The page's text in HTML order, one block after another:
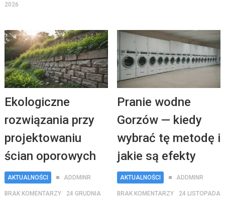
2026
Ekologiczne
rozwiązania przy
projektowaniu
ścian oporowych
AKTUALNOŚCI ADDMINR
BRAK KOMENTARZY 24 GRUDNIA
Pranie wodne
Gorzów — kiedy
wybrać tę metodę i
jakie są efekty
AKTUALNOŚCI ADDMINR
BRAK KOMENTARZY 24 LISTOPADA